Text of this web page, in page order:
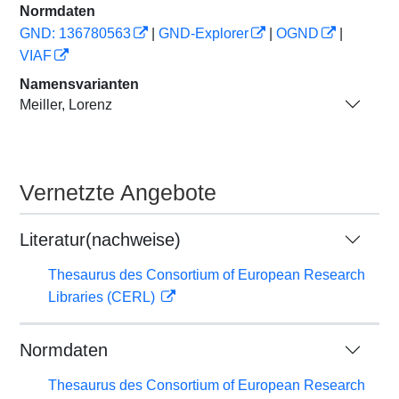
Normdaten
GND: 136780563
GND-Explorer OGND
VIAF
Namensvarianten
Meiller, Lorenz
Vernetzte Angebote
Literatur(nachweise)
Thesaurus des Consortium of European Research
Libraries (CERL)
Normdaten
Thesaurus des Consortium of European Research